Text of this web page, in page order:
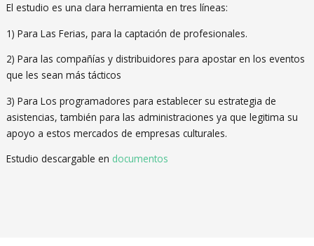
El estudio es una clara herramienta en tres líneas:
1) Para Las Ferias, para la captación de profesionales.
2) Para las compañías y distribuidores para apostar en los eventos
que les sean más tácticos
3) Para Los programadores para establecer su estrategia de
asistencias, también para las administraciones ya que legitima su
apoyo a estos mercados de empresas culturales.
Estudio descargable en documentos